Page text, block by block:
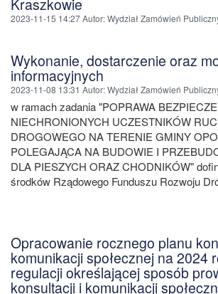
2023-11-15 14:27Autor: Wydział Zamówień
Wykonanie, dostarczenie oraz
informacyjnych
2023-11-08 13:31 Autor: Wydział Zamówień
w ramach zadania "POPRAWA
NIECHRONIONYCH UCZESTNIKÓW
DROGOWEGO NA TERENIE GMINY
POLEGAJĄCA NA BUDOWIE I
DLA PIESZYCH ORAZ CHODNIKÓW"
środków Rządowego Funduszu Rozwoju
Opracowanie rocznego planu
komunikacji społecznej na 2024
regulacji określającej sposób
konsultacji i komunikacji